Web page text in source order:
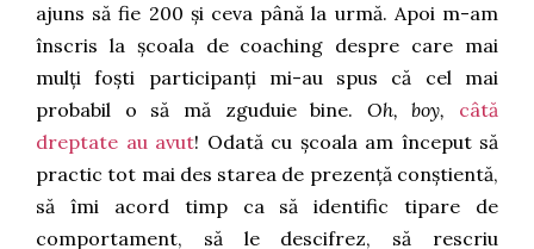
ajuns să fie 200 și ceva până la urmă. Apoi m-am
înscris la școala de coaching despre care mai
mulți foști participanți mi-au spus că cel mai
probabil o să mă zguduie bine. Oh, boy,
câtă
dreptate au avut! Odată cu școala am început să
practic tot mai des starea de prezență conștientă,
să îmi acord timp ca să identific tipare de
comportament, să le descifrez, să rescriu